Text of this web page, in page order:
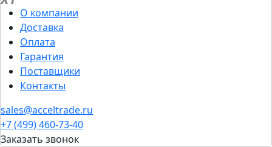
О компании
Доставка
Оплата
Гарантия
Поставщики
Контакты
sales@acceltrade.ru
+7 (499) 460-73-40
Заказать звонок